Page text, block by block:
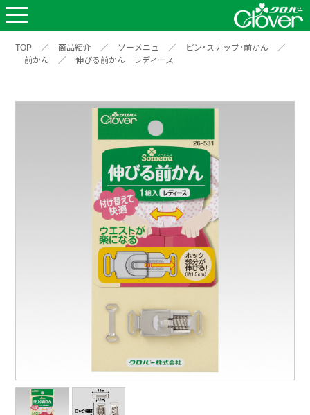
TOP ／ 商品紹介 ／ ソーメニュ ／ ピン･スナップ･前かん
／
前かん
／ 伸びる前かん レディース